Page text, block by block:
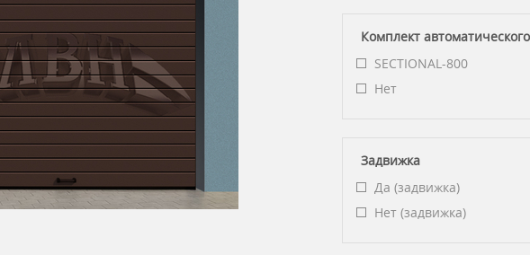
Комплект
SECTIONAL-800
Нет
Задвижка
Да (задвижка)
Нет (задвижка)